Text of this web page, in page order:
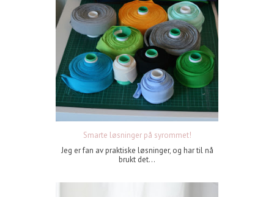
Smarte løsninger på syrommet!
Jeg er fan av praktiske løsninger, og har til nå
brukt det...